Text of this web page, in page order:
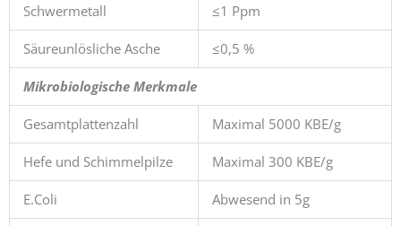
Schwermetall ≤1 Ppm
Säureunlösliche Asche ≤0,5 %
Mikrobiologische Merkmale
Gesamtplattenzahl Maximal 5000 KBE/g
Hefe und Schimmelpilze Maximal 300 KBE/g
E.Coli Abwesend in 5g